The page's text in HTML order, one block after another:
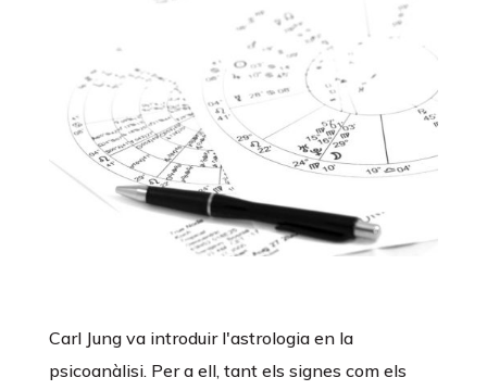
Carl Jung va introduir l'astrologia en la
psicoanàlisi. Per a ell, tant els signes com els